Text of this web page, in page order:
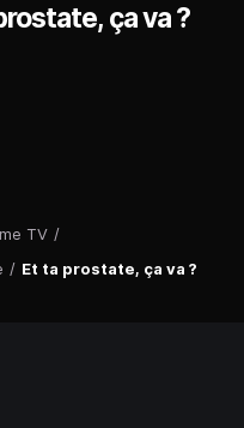
TV /
/ Et ta prostate, ça va ?
ça va ?